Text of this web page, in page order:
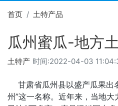
首页 土特产品
瓜州蜜瓜-地方
时间:2022-04-03
土特产
甘肃省瓜州县以盛产瓜果出
州”这一名称。近年来，当地